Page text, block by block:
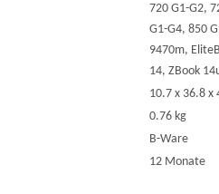
720 G1-G2,
G1-G4, 850
9470m,
14, ZBook
10.7 x 36.8 x
0.76 kg
B-Ware
12 Monate